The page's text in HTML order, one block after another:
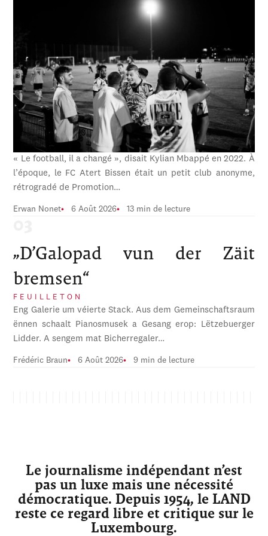
« Le football, il a changé », disait Kylian Mbappé en 2022. À
l’époque, le FC Atert Bissen était un petit club anonyme,
rétrogradé de Promotion…
Erwan Nonet 6 Août 2026 13 min de lecture
„D’Galopad vun der Zäit
bremsen“
FEUILLETON
Eng Galerie um véierte Stack. Aus dem Gemeinschaftsraum
ënnen schaalt Pianosmusek a Gesang erop: Lëtzebuerger
Lidder. A sengem mat Bicherregaler…
Frédéric Braun 6 Août 2026 9 min de lecture
Le journalisme indépendant n’est
pas un luxe mais une nécessité
démocratique. Depuis 1954, le LAND
reste ce regard libre et critique sur le
Luxembourg.